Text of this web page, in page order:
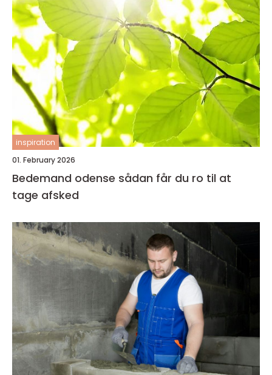
inspiration
01. February 2026
Bedemand odense sådan får du ro til at
tage afsked